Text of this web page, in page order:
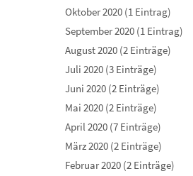
Oktober 2020 (1 Eintrag)
September 2020 (1 Eintrag)
August 2020 (2 Einträge)
Juli 2020 (3 Einträge)
Juni 2020 (2 Einträge)
Mai 2020 (2 Einträge)
April 2020 (7 Einträge)
März 2020 (2 Einträge)
Februar 2020 (2 Einträge)